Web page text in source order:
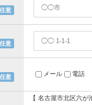
任意
任意
任意 メール 電話
【 名古屋市北区六